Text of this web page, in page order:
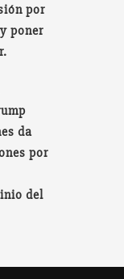
por
poner
da
por
del